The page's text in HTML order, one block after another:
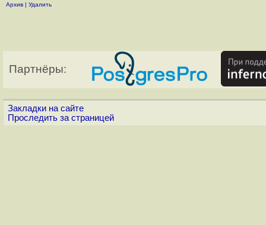
Архив | Удалить
Партнёры:
Закладки на сайте
Проследить за страницей